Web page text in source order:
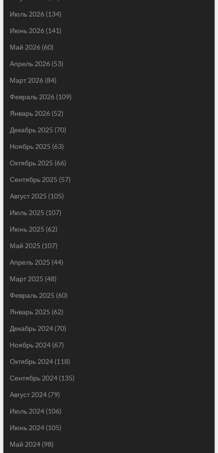
Июль 2026(134)
Июнь 2026(141)
Май 2026(60)
Апрель 2026(53)
Март 2026(84)
Февраль 2026(109)
Январь 2026(52)
Декабрь 2025 (70)
Ноябрь 2025 (63)
Октябрь 2025 (66)
Сентябрь 2025 (57)
Август 2025 (105)
Июль 2025 (107)
Июнь 2025 (62)
Май 2025 (107)
Апрель 2025 (44)
Март 2025 (48)
Февраль 2025 (60)
Январь 2025 (62)
Декабрь 2024(70)
Ноябрь 2024(67)
Октябрь 2024(118)
Сентябрь 2024(135)
Август 2024(79)
Июль 2024(106)
Июнь 2024(105)
Май 2024(98)